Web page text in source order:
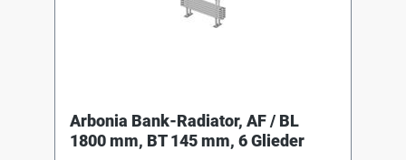
Arbonia Bank-Radiator, AF / BL
1800 mm, BT 145 mm, 6 Glieder